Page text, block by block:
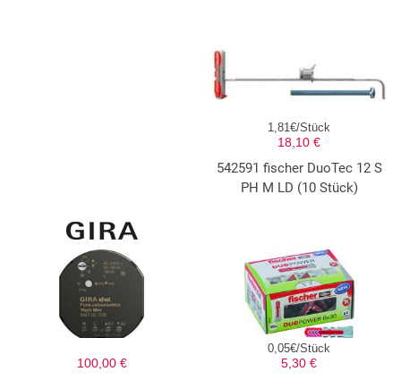
1,81€/Stück
18,10 €
542591 fischer DuoTec 12 S
PH M LD (10 Stück)
100,00 €
0,05€/Stück
5,30 €